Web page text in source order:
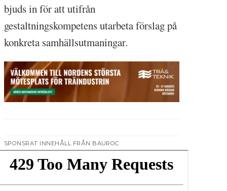
bjuds in för att utifrån
gestaltningskompetens utarbeta förslag på
konkreta samhällsutmaningar.
SPONSRAT INNEHÅLL FRÅN BAUROC